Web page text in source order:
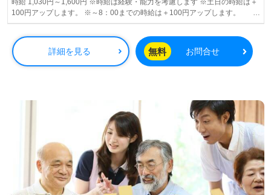
時給 1,030円～1,600円 ※時給は経験・能力を考慮します ※土日の時給は＋
100円アップします。 ※～8：00までの時給は＋100円アップします。
※20：00～の時給は一律￥1600円となります。 ※小学生以下のお子様がい
らっしゃる方には、育児支援金として一律5千円支給します。
詳細を見る 無料 お問合せ